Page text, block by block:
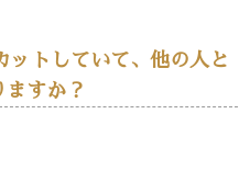
トしていて、他の人と
すか？